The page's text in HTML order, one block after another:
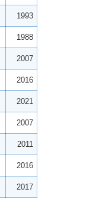
1993
1988
2007
2016
2021
2007
2011
2016
2017